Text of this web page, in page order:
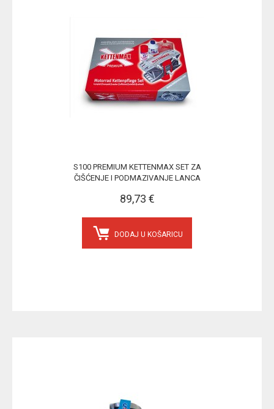
S100 PREMIUM KETTENMAX SET ZA
ČIŠĆENJE I PODMAZIVANJE LANCA
89,73 €
DODAJ U KOŠARICU